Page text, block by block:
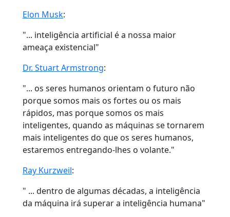
Elon Musk:
"... inteligência artificial é a nossa maior
ameaça existencial"
Dr. Stuart Armstrong:
"... os seres humanos orientam o futuro não
porque somos mais os fortes ou os mais
rápidos, mas porque somos os mais
inteligentes, quando as máquinas se tornarem
mais inteligentes do que os seres humanos,
estaremos entregando-lhes o volante."
Ray Kurzweil:
" ... dentro de algumas décadas, a inteligência
da máquina irá superar a inteligência humana"